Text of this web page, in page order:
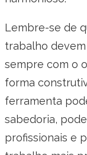
Lembre-se de
trabalho
sempre com o
forma
ferramenta
sabedoria,
profissionais e